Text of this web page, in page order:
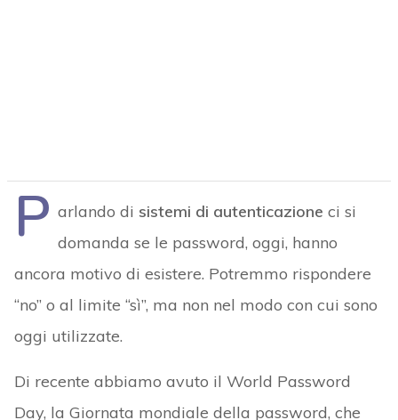
P arlando di sistemi di autenticazione ci si
domanda se le password, oggi, hanno
ancora motivo di esistere. Potremmo rispondere
“no” o al limite “sì”, ma non nel modo con cui sono
oggi utilizzate.
Di recente abbiamo avuto il World Password
Day, la Giornata mondiale della password, che